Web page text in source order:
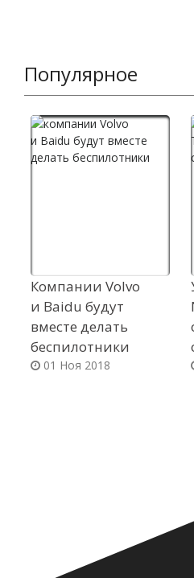
Популярное
Компании Volvo
и Baidu будут
вместе делать
беспилотники
01 Ноя 2018